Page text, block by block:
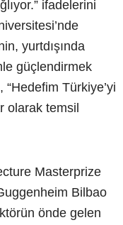
ifadelerini
yurtdışında
güçlendirmek
Türkiye’yi
olarak temsil
Masterprize
Bilbao
önde gelen